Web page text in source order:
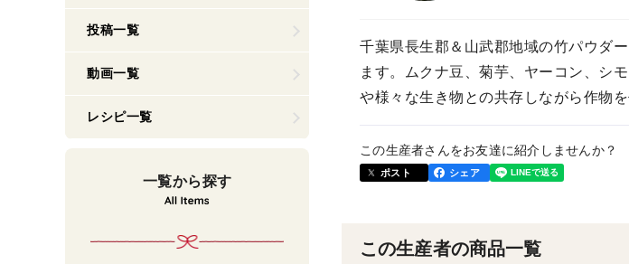
千葉県長生郡＆山武郡地域の竹パウダ
ます。ムクナ豆、菊芋、ヤーコン、シ
や様々な生き物との共存しながら作物を
この生産者さんをお友達に紹介しませんか？
ポスト シェア
この生産者の商品一覧
投稿一覧
動画一覧
レシピ一覧
一覧から探す